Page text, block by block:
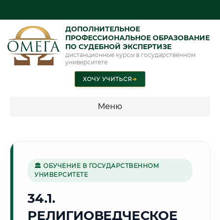
ДОПОЛНИТЕЛЬНОЕ
ПРОФЕССИОНАЛЬНОЕ ОБРАЗОВАНИЕ
ПО СУДЕБНОЙ ЭКСПЕРТИЗЕ
дистанционные курсы в государственном
университете
ХОЧУ УЧИТЬСЯ➜
Меню
специальности"
Стоимость по программам обучения "Судебная экспертиза"
Стоимость по программам обучения "Экспертиза"
🏛 ОБУЧЕНИЕ В ГОСУДАРСТВЕННОМ
УНИВЕРСИТЕТЕ
34.1.
РЕЛИГИОВЕДЧЕСКОЕ